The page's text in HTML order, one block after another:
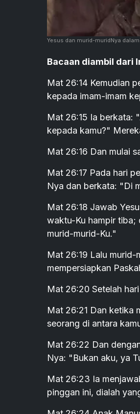
Yesus dan murid-muridNya
Bacaan diambil dari
Mat 26:14 Kemudian
kepada imam-imam
Mat 26:15 Ia berkata:
kepada kamu?"
Mat 26:16 Dan mulai
Mat 26:17 Pada hari
Nya dan berkata: "Di
Mat 26:18 Jawab
waktu-Ku hampir tiba;
murid-murid-Ku."
Mat 26:19 Lalu murid-
mempersiapkan
Mat 26:20 Setelah
Mat 26:21 Dan ketika
seorang di antara
Mat 26:22 Dan
Nya: "Bukan aku, ya
Mat 26:23 Ia
pinggan ini, dialah